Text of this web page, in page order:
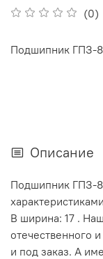
(0)
Подшипник ГПЗ-8
Описание
Подшипник ГПЗ-
В ширина: 17 .
отечественного
и под заказ. А